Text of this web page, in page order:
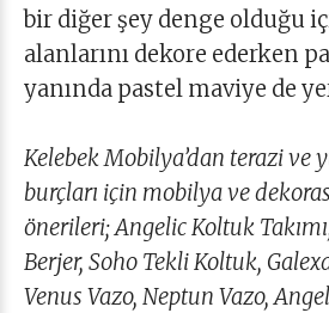
bir diğer şey denge olduğu
alanlarını dekore ederken
yanında pastel maviye de
Kelebek Mobilya’dan terazi ve
burçları için mobilya ve
önerileri; Angelic Koltuk
Berjer, Soho Tekli Koltuk,
Venus Vazo, Neptun Vazo,